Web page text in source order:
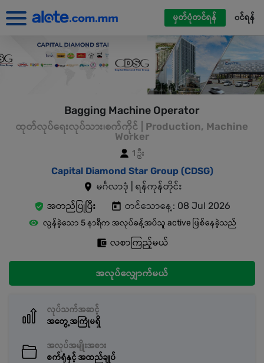
မှတ်ပုံတင်ရန် ၀င်ရန်
Bagging Machine Operator
ထုတ်လုပ်ရေးလုပ်သား၊စက်ကိုင် | Production, Machine
Worker
1 ဦး
Capital Diamond Star Group (CDSG)
မင်္ဂလာဒုံ | ရန်ကုန်တိုင်း
အတည်ပြုပြီး
တင်သောနေ့: 08 Jul 2026
လွန်ခဲ့သော 5 နာရီက အလုပ်ခန့်အပ်သူ active ဖြစ်နေခဲ့သည်
လစာကြည့်မယ်
အလုပ်လျှောက်မယ်
လုပ်သက်အဆင့်
အတွေ့အကြုံမရှိ
အလုပ်အမျိုးအစား
စက်ရုံနှင့် အထည်ချုပ်